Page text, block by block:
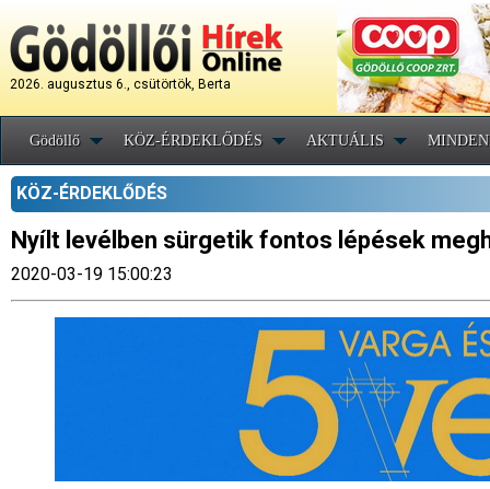
2026. augusztus 6., csütörtök, Berta
Gödöllő KÖZ-ÉRDEKLŐDÉS AKTUÁLIS
KÖZ-ÉRDEKLŐDÉS
Nyílt levélben sürgetik fontos lépések
2020-03-19 15:00:23